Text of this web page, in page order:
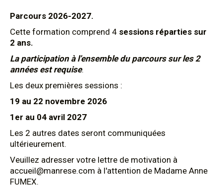
Parcours 2026-2027.
Cette formation comprend 4 sessions réparties sur
2 ans.
La participation à l’ensemble du parcours sur les 2
années est requise.
Les deux premières sessions :
19 au 22 novembre 2026
1er au 04 avril 2027
Les 2 autres dates seront communiquées
ultérieurement.
Veuillez adresser votre lettre de motivation à
accueil@manrese.com à l'attention de Madame Anne
FUMEX.